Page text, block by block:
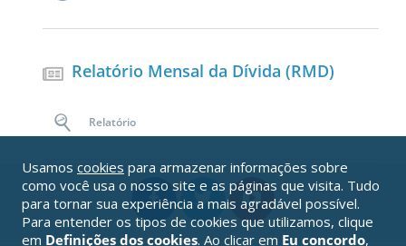
Relatório Mensal da Dívida (RMD)
Relatório
Usamos cookies para armazenar informações sobre
como você usa o nosso site e as páginas que visita. Tudo
para tornar sua experiência a mais agradável possível.
Para entender os tipos de cookies que utilizamos, clique
em Definições dos cookies. Ao clicar em Eu concordo,